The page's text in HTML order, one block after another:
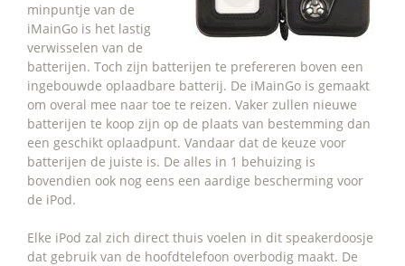
minpuntje van de
iMainGo is het lastig
verwisselen van de
batterijen. Toch zijn batterijen te prefereren boven een
ingebouwde oplaadbare batterij. De iMainGo is gemaakt
om overal mee naar toe te reizen. Vaker zullen nieuwe
batterijen te koop zijn op de plaats van bestemming dan
een geschikt oplaadpunt. Vandaar dat de keuze voor
batterijen de juiste is. De alles in 1 behuizing is
bovendien ook nog eens een aardige bescherming voor
de iPod.
Elke iPod zal zich direct thuis voelen in dit speakerdoosje
dat gebruik van de hoofdtelefoon overbodig maakt. De